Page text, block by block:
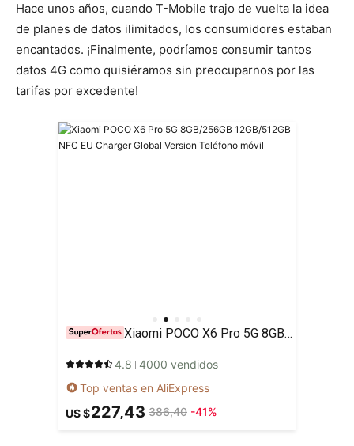
Hace unos años, cuando T-Mobile trajo de vuelta la idea
de planes de datos ilimitados, los consumidores estaban
encantados. ¡Finalmente, podríamos consumir tantos
datos 4G como quisiéramos sin preocuparnos por las
tarifas por excedente!
Xiaomi POCO X6 Pro 5G 8GB/256GB 12GB/512GB NFC EU Charger Global Version Teléfono móvil
4.8 4000 vendidos
Top ventas en AliExpress
US $227,43 386,40 -41%